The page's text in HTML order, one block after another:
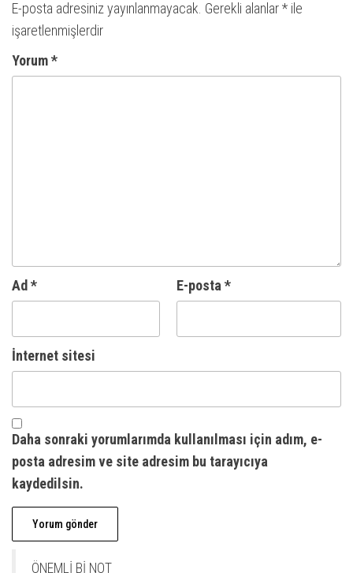
E-posta adresiniz yayınlanmayacak. Gerekli alanlar* ile
işaretlenmişlerdir
Yorum*
Ad * E-posta*
İnternet sitesi
Daha sonraki yorumlarımda kullanılması için adım, e-
posta adresim ve site adresim bu tarayıcıya
kaydedilsin.
ÖNEMLİ Bİ NOT